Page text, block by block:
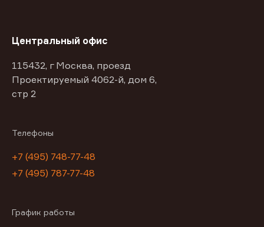
Центральный офис
115432, г Москва, проезд
Проектируемый 4062-й, дом 6,
стр 2
Телефоны
+7 (495) 748-77-48
+7 (495) 787-77-48
График работы